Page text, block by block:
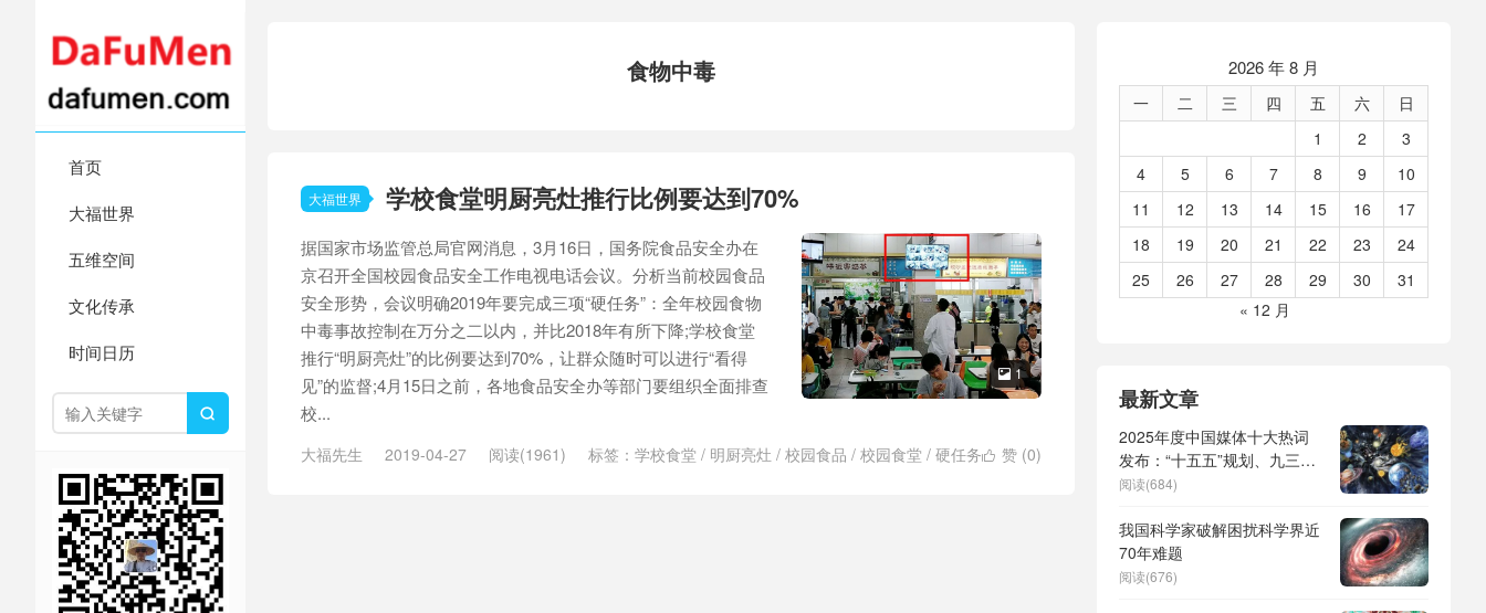
首页
大福世界
五维空间
文化传承
时间日历

食物中毒
大福世界 学校食堂明厨亮灶推行比例要达到70%
 1
据国家市场监管总局官网消息，3月16日，国务院食品安全办在
京召开全国校园食品安全工作电视电话会议。分析当前校园食品
安全形势，会议明确2019年要完成三项“硬任务”：全年校园食物
中毒事故控制在万分之二以内，并比2018年有所下降;学校食堂
推行“明厨亮灶”的比例要达到70%，让群众随时可以进行“看得
见”的监督;4月15日之前，各地食品安全办等部门要组织全面排查
校...
 赞 (0)
大福先生 2019-04-27 阅读(1961) 标签： 学校食堂 / 明厨亮灶 / 校园食品 / 校园食堂 / 硬任务
2026 年 8 月
一 二 三 四 五 六
日
1
2
3
4
5 6 7 8 9
10
11
12 13 14 15 16
17
18
19 20 21 22 23
24
25
26 27 28 29 30
31
« 12 月
最新文章
2025年度中国媒体十大热词
发布：“十五五”规划、九三阅
兵、全球治理倡议、
形机器人、苏超、票根经济、
育儿补贴、科学素养、网络生
态治理
阅读(684)
我国科学家破解困扰科学界近
70年难题
阅读(676)